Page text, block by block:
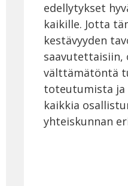
edellytykset
kaikille. Jotta
kestävyyden
saavutettaisiin,
välttämätöntä
toteutumista ja
kaikkia
yhteiskunnan